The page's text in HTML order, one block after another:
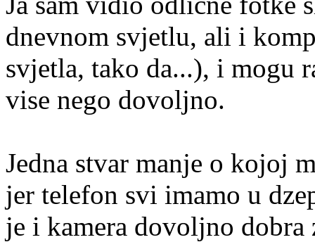
dnevnom svjetlu, ali i
svjetla, tako da...), i mogu
vise nego dovoljno.
Jedna stvar manje o kojoj
jer telefon svi imamo u
je i kamera dovoljno dobra